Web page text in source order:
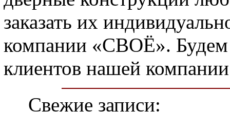
заказать их
компании «СВОЁ». Будем
клиентов нашей
Свежие записи: